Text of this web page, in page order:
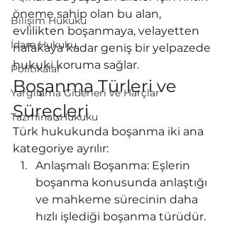
Bilişim Hukuku
İdare Hukuku
Politikalar
Yargılama Giderleri ve Harçlar
Tazminat Hukuku
öneme sahip olan bu alan,
evlilikten boşanmaya, velayetten
nafakaya kadar geniş bir yelpazede
hukuki koruma sağlar.
Boşanma Türleri ve
Süreçleri
Türk hukukunda boşanma iki ana
kategoriye ayrılır:
Anlaşmalı Boşanma: Eşlerin
boşanma konusunda anlaştığı
ve mahkeme sürecinin daha
hızlı işlediği boşanma türüdür.